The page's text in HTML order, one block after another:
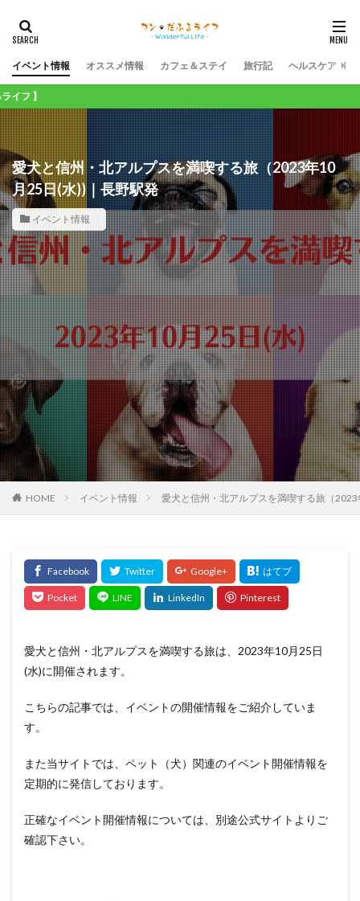
イベント情報 オススメ情報 カフェ＆ステイ 旅行記 ヘルスケア
愛犬と信州・北アルプスを満喫する旅（2023年10
月25日(水))｜長野駅発
イベント情報
HOME イベント情報 愛犬と信州・北アルプスを満喫する旅（
愛犬と信州・北アルプスを満喫する旅は、2023年10月25日
(水)に開催されます。
こちらの記事では、イベントの開催情報をご紹介していま
す。
また当サイトでは、ペット（犬）関連のイベント開催情報を
定期的に発信しております。
正確なイベント開催情報については、別途公式サイトよりご
確認下さい。